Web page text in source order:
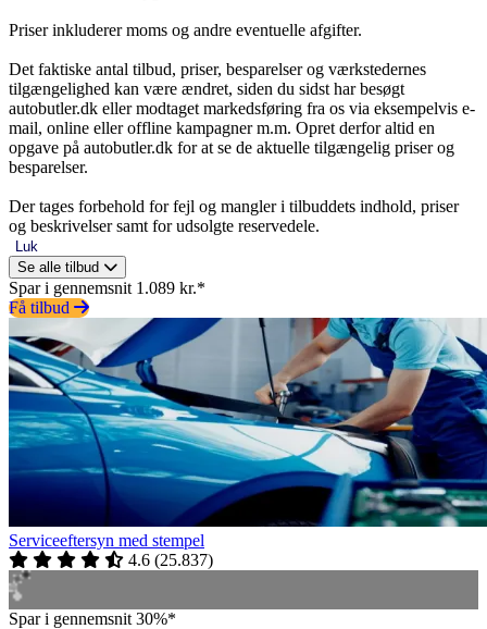
Priser inkluderer moms og andre eventuelle afgifter.
Det faktiske antal tilbud, priser, besparelser og værkstedernes
tilgængelighed kan være ændret, siden du sidst har besøgt
autobutler.dk eller modtaget markedsføring fra os via eksempelvis e-
mail, online eller offline kampagner m.m. Opret derfor altid en
opgave på autobutler.dk for at se de aktuelle tilgængelig priser og
besparelser.
Der tages forbehold for fejl og mangler i tilbuddets indhold, priser
og beskrivelser samt for udsolgte reservedele.
Luk
Se alle tilbud
Spar i gennemsnit 1.089 kr.*
Få tilbud
Serviceeftersyn med stempel
4.6 (25.837)
Spar i gennemsnit 30%*